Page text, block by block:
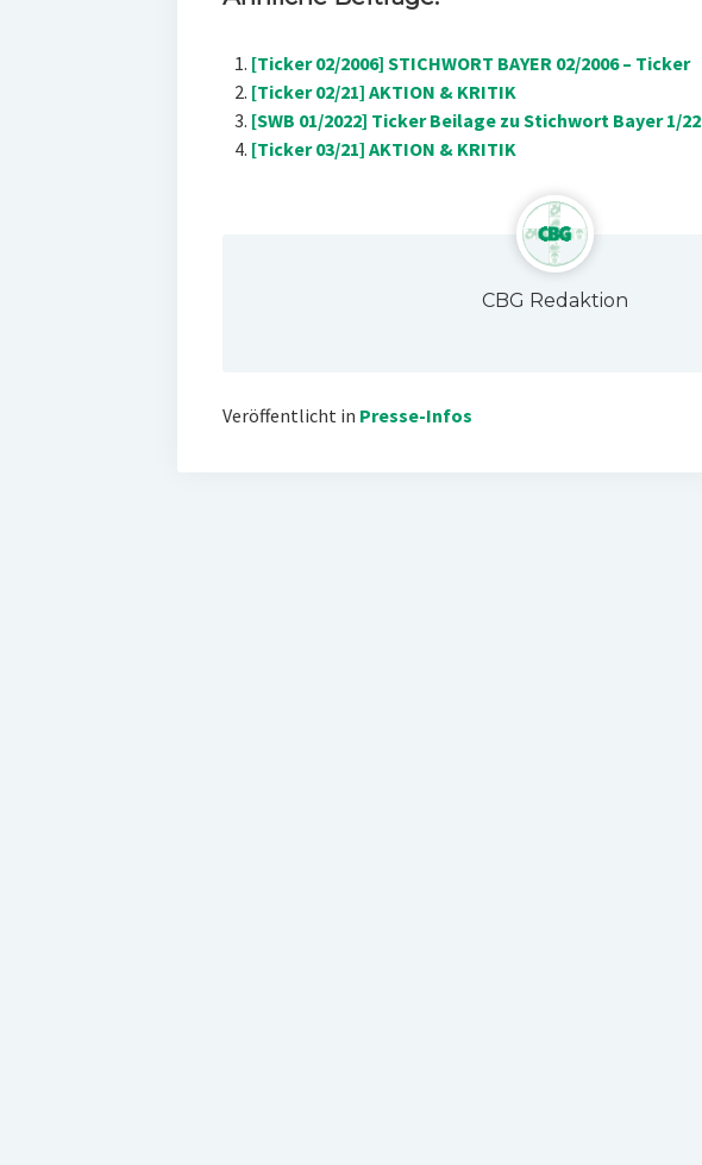
[Ticker 02/2006] STICHWORT BAYER 02/2006 – Ticker
[Ticker 02/21] AKTION & KRITIK
[SWB 01/2022] Ticker Beilage zu Stichwort Bayer 1/22
[Ticker 03/21] AKTION & KRITIK
CBG Redaktion
Veröffentlicht in Presse-Infos